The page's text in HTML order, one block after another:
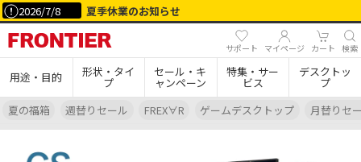
2026/7/8 夏季休業のお知らせ
サポート マイページ カート 検索
用途・目的 形状・タイ
プ
セール・キ
ャンペーン
特集・サー
ビス
デスクトッ
プ
夏の福箱
週替りセール FREX∀R ゲームデスクトップ 月替りセ